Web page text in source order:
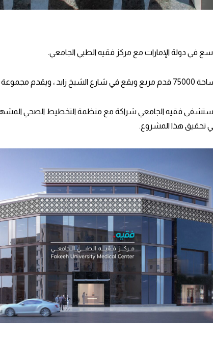
دولة الإمارات مع مركز فقيه الطبي الجامعي.
العمرية.